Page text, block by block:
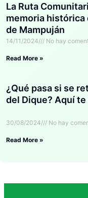
La Ruta
memoria histórica
de Mampuján
14/11/2024 No hay
Read More »
¿Qué pasa si se
del Dique? Aquí
30/08/2024 No hay
Read More »